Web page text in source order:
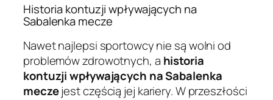
Historia kontuzji wpływających na
Sabalenka mecze
Nawet najlepsi sportowcy nie są wolni od
problemów zdrowotnych, a historia
kontuzji wpływających na Sabalenka
meczejest częścią jej kariery. W przeszłości